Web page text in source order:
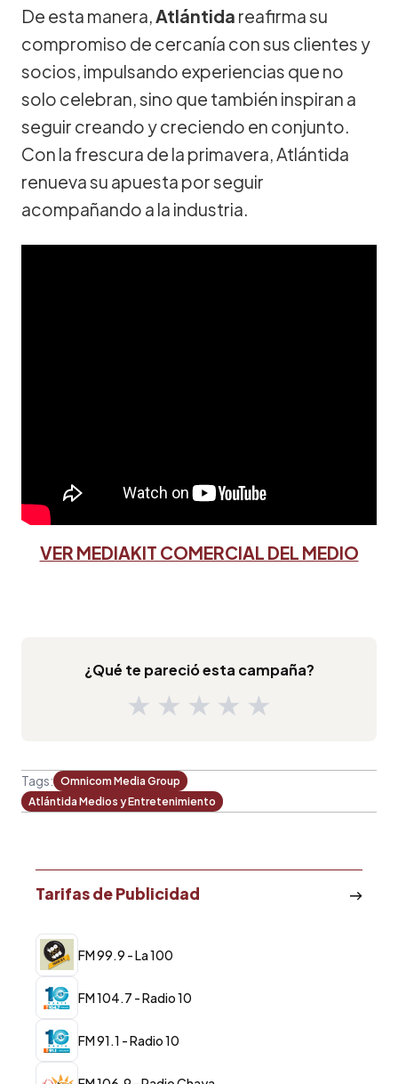
De esta manera, Atlántida reafirma su
compromiso de cercanía con sus clientes y
socios, impulsando experiencias que no
solo celebran, sino que también inspiran a
seguir creando y creciendo en conjunto.
Con la frescura de la primavera, Atlántida
renueva su apuesta por seguir
acompañando a la industria.
VER MEDIAKIT COMERCIAL DEL MEDIO
¿Qué te pareció esta campaña?
★ ★ ★ ★ ★
Tags: Omnicom Media Group
Atlántida Medios y Entretenimiento
Tarifas de Publicidad
FM 99.9 - La 100
FM 104.7 - Radio 10
FM 91.1 - Radio 10